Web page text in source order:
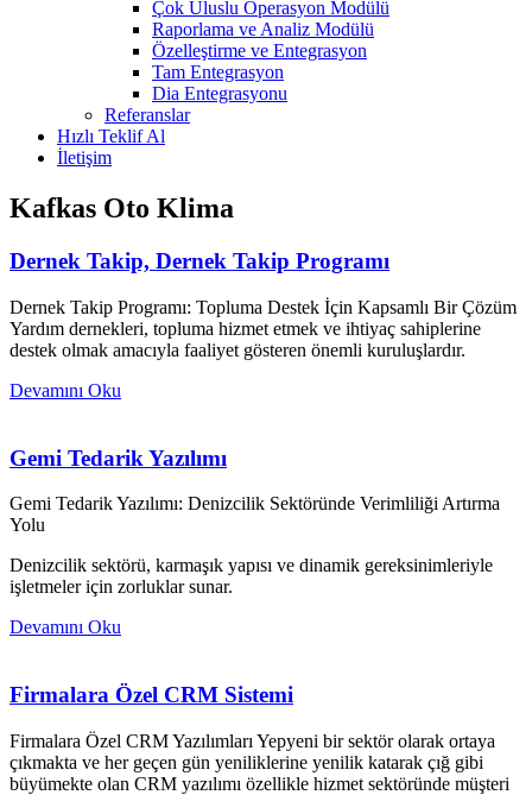
Çok Uluslu Operasyon Modülü
Raporlama ve Analiz Modülü
Özelleştirme ve Entegrasyon
Tam Entegrasyon
Dia Entegrasyonu
Referanslar
Hızlı Teklif Al
İletişim
Kafkas Oto Klima
Dernek Takip, Dernek Takip Programı
Dernek Takip Programı: Topluma Destek İçin Kapsamlı Bir Çözüm
Yardım dernekleri, topluma hizmet etmek ve ihtiyaç sahiplerine
destek olmak amacıyla faaliyet gösteren önemli kuruluşlardır.
Devamını Oku
Gemi Tedarik Yazılımı
Gemi Tedarik Yazılımı: Denizcilik Sektöründe Verimliliği Artırma
Yolu
Denizcilik sektörü, karmaşık yapısı ve dinamik gereksinimleriyle
işletmeler için zorluklar sunar.
Devamını Oku
Firmalara Özel CRM Sistemi
Firmalara Özel CRM Yazılımları Yepyeni bir sektör olarak ortaya
çıkmakta ve her geçen gün yeniliklerine yenilik katarak çığ gibi
büyümekte olan CRM yazılımı özellikle hizmet sektöründe müşteri